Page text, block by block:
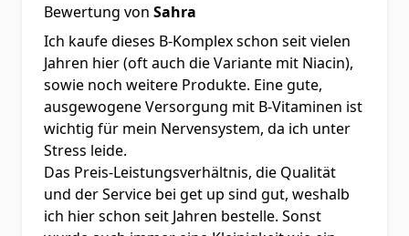
...
Bewertung von Sahra
Ich kaufe dieses B-Komplex schon seit vielen
Jahren hier (oft auch die Variante mit Niacin),
sowie noch weitere Produkte. Eine gute,
ausgewogene Versorgung mit B-Vitaminen ist
wichtig für mein Nervensystem, da ich unter
Stress leide.
Das Preis-Leistungsverhältnis, die Qualität
und der Service bei get up sind gut, weshalb
ich hier schon seit Jahren bestelle. Sonst